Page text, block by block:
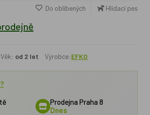
Do oblíbených Hlídací pes
Věk: od 2 let Výrobce:EFKO
Prodejna Praha 8
Dnes